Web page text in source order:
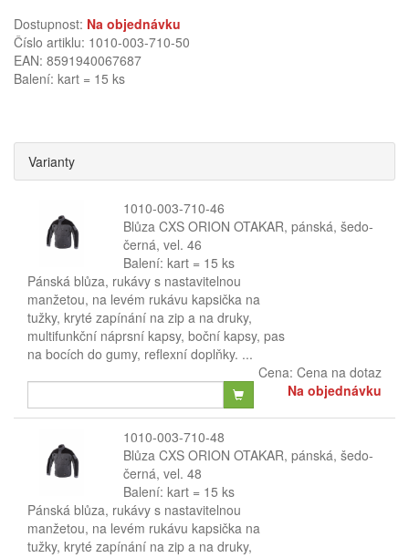
Dostupnost: Na objednávku
Číslo artiklu: 1010-003-710-50
EAN: 8591940067687
Balení: kart = 15 ks
Varianty
1010-003-710-46
Blůza CXS ORION OTAKAR, pánská, šedo-
černá, vel. 46
Balení: kart = 15 ks
Pánská blůza, rukávy s nastavitelnou
manžetou, na levém rukávu kapsička na
tužky, kryté zapínání na zip a na druky,
multifunkční náprsní kapsy, boční kapsy, pas
na bocích do gumy, reflexní doplňky. ...
Cena: Cena na dotaz
Na objednávku
1010-003-710-48
Blůza CXS ORION OTAKAR, pánská, šedo-
černá, vel. 48
Balení: kart = 15 ks
Pánská blůza, rukávy s nastavitelnou
manžetou, na levém rukávu kapsička na
tužky, kryté zapínání na zip a na druky,